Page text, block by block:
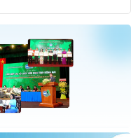
DỤNG NHÂN SỰ NĂM 2026